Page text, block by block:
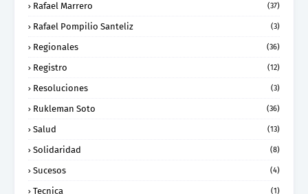
Rafael Marrero (37)
Rafael Pompilio Santeliz (3)
Regionales (36)
Registro (12)
Resoluciones (3)
Rukleman Soto (36)
Salud (13)
Solidaridad (8)
Sucesos (4)
Tecnica (1)